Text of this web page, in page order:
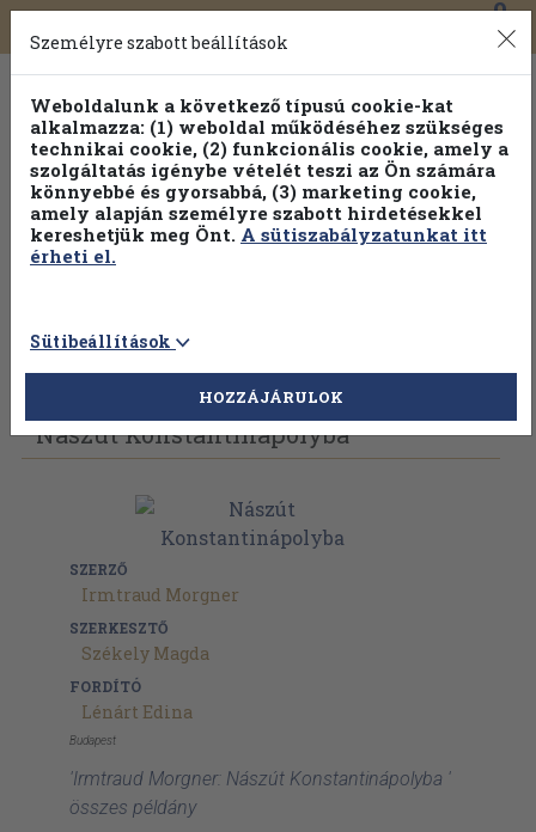
Toggle
navigation
0
Vissza az előző oldalra Válasszon példányt
Nászút Konstantinápolyba
SZERZŐ
Irmtraud Morgner
SZERKESZTŐ
Székely Magda
FORDÍTÓ
Lénárt Edina
Budapest
'Irmtraud Morgner: Nászút Konstantinápolyba '
összes példány
Személyre szabott beállítások
Weboldalunk a következő típusú cookie-kat
alkalmazza: (1) weboldal működéséhez szükséges
technikai cookie, (2) funkcionális cookie, amely a
szolgáltatás igénybe vételét teszi az Ön számára
könnyebbé és gyorsabbá, (3) marketing cookie,
amely alapján személyre szabott hirdetésekkel
kereshetjük meg Önt. A sütiszabályzatunkat itt
érheti el.
Sütibeállítások
HOZZÁJÁRULOK